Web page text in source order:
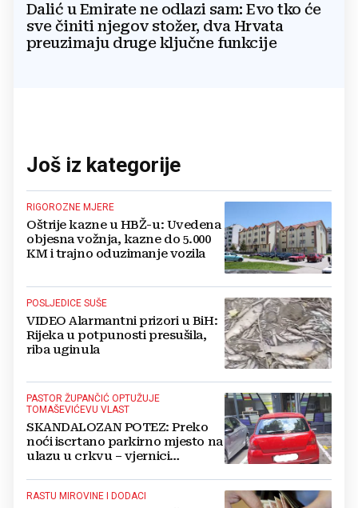
Dalić u Emirate ne odlazi sam: Evo tko će
sve činiti njegov stožer, dva Hrvata
preuzimaju druge ključne funkcije
Još iz kategorije
RIGOROZNE MJERE
Oštrije kazne u HBŽ-u: Uvedena
objesna vožnja, kazne do 5.000
KM i trajno oduzimanje vozila
POSLJEDICE SUŠE
VIDEO Alarmantni prizori u BiH:
Rijeka u potpunosti presušila,
riba uginula
PASTOR ŽUPANČIĆ OPTUŽUJE
TOMAŠEVIĆEVU VLAST
SKANDALOZAN POTEZ: Preko
noći iscrtano parkirno mjesto na
ulazu u crkvu – vjernici
RASTU MIROVINE I DODACI